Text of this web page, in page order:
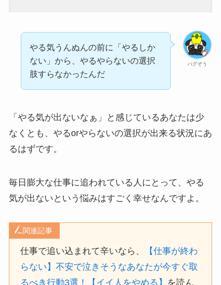
パグぞう
やる気うんぬんの前に「やるしか
ない」から、やるやらないの選択
肢すらなかったんだ
「やる気が出ないなぁ」と感じているあなたは少
なくとも、やるorやらないの選択が出来る状況にあ
るはずです。
毎日膨大な仕事に追われている人にとって、やる
気が出ないという悩みはすごく幸せなんですよ。
関連記事
仕事で追い込まれて辛いなら、
【仕事が終わ
らない】不安で泣きそうなあなたが今すぐ取
るべき行動3選！【イイ人をやめる】 を読ん